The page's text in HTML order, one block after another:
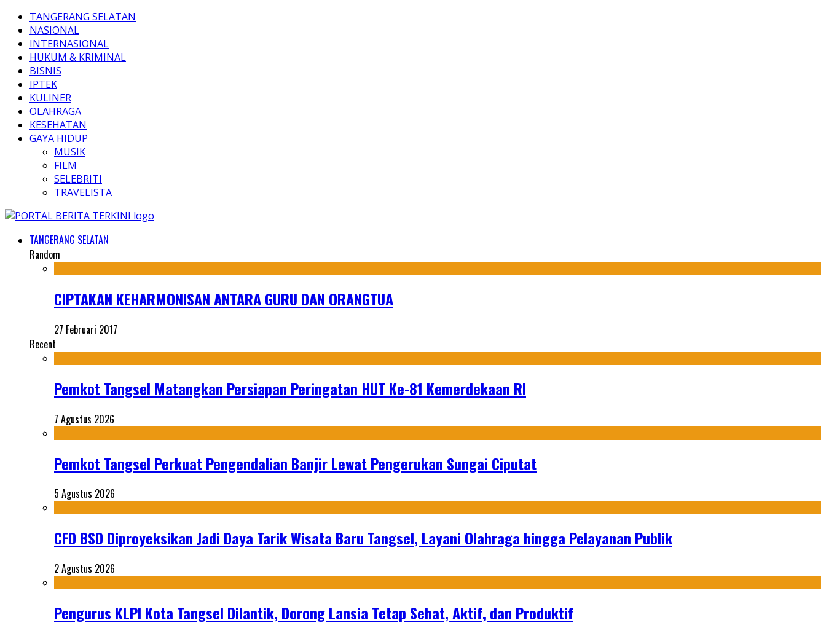
TANGERANG SELATAN
NASIONAL
INTERNASIONAL
HUKUM & KRIMINAL
BISNIS
IPTEK
KULINER
OLAHRAGA
KESEHATAN
GAYA HIDUP
MUSIK
FILM
SELEBRITI
TRAVELISTA
TANGERANG SELATAN
Random
CIPTAKAN KEHARMONISAN ANTARA GURU DAN ORANGTUA
27 Februari 2017
Recent
Pemkot Tangsel Matangkan Persiapan Peringatan HUT Ke-81 Kemerdekaan RI
7 Agustus 2026
Pemkot Tangsel Perkuat Pengendalian Banjir Lewat Pengerukan Sungai Ciputat
5 Agustus 2026
CFD BSD Diproyeksikan Jadi Daya Tarik Wisata Baru Tangsel, Layani Olahraga hingga Pelayanan Publik
2 Agustus 2026
Pengurus KLPI Kota Tangsel Dilantik, Dorong Lansia Tetap Sehat, Aktif, dan Produktif